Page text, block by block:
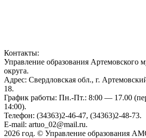
Контакты:
Управление образования Артемовского
округа.
Адрес: Свердловская обл., г.
18.
График работы: Пн.-Пт.: 8:00 — 17.00
14:00).
Телефон: (34363)2-46-47, (34363)2-48-73.
E-mail: artuo_02@mail.ru.
2026 год. © Управление образования